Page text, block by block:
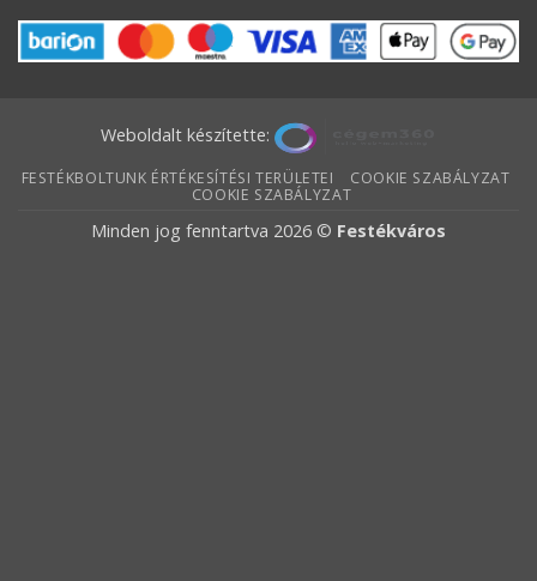
Weboldalt készítette:
FESTÉKBOLTUNK ÉRTÉKESÍTÉSI TERÜLETEI
COOKIE SZABÁLYZAT
COOKIE SZABÁLYZAT
Minden jog fenntartva 2026 © Festékváros